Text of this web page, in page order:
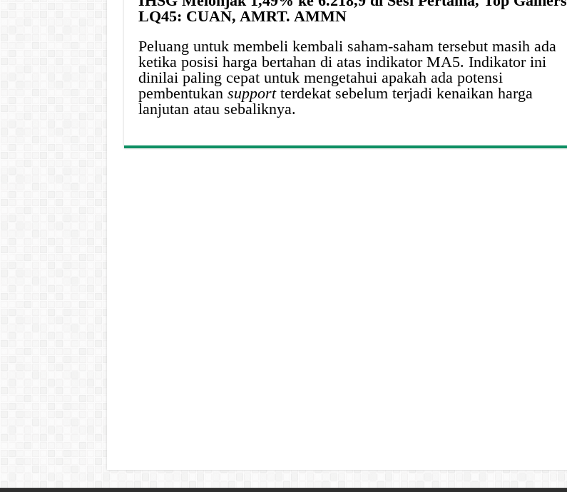
LQ45: CUAN, AMRT. AMMN
Peluang untuk membeli kembali saham-saham tersebut masih ada
ketika posisi harga bertahan di atas indikator MA5. Indikator ini
dinilai paling cepat untuk mengetahui apakah ada potensi
pembentukan supportterdekat sebelum terjadi kenaikan harga
lanjutan atau sebaliknya.